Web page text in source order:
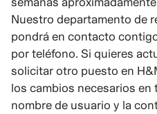
Nuestro departamento de
pondrá en contacto
por teléfono. Si quieres
solicitar otro puesto en
los cambios necesarios en
nombre de usuario y la